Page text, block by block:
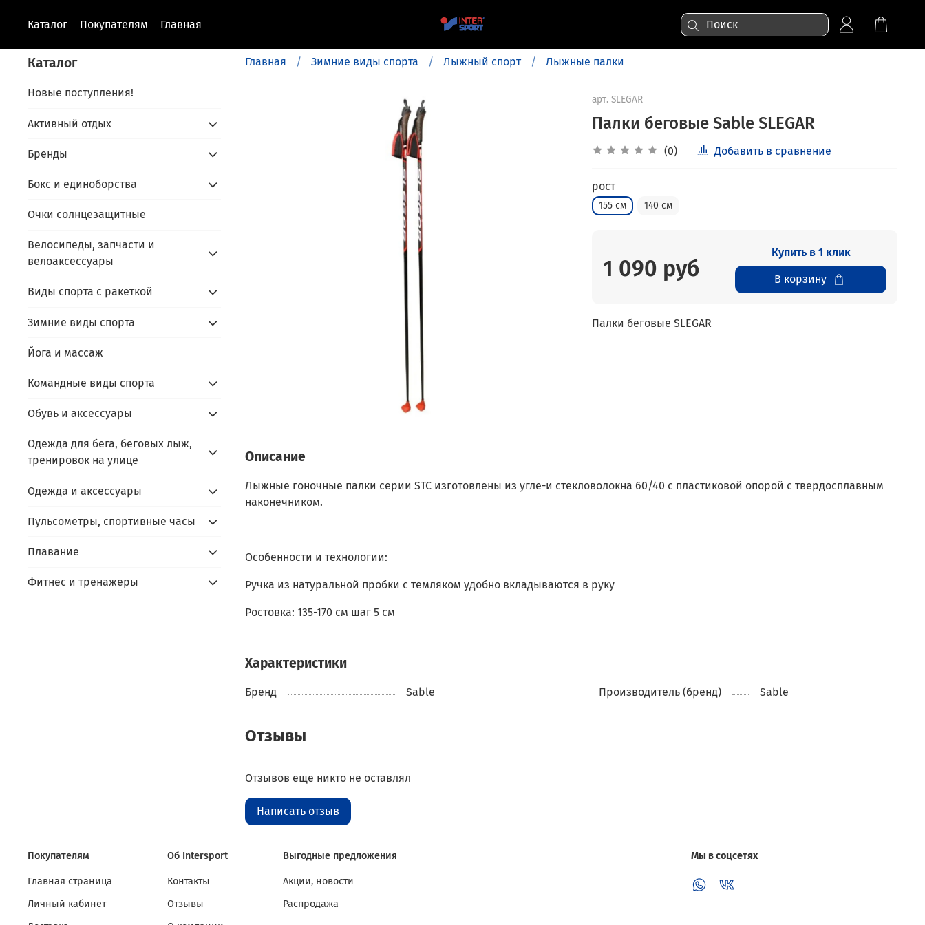
Каталог Покупателям Главная
Главная Зимние виды спорта Лыжный спорт Лыжные палки
арт. SLEGAR
Палки беговые Sable SLEGAR
(0) Добавить в сравнение
рост
155 см 140 см
1 090 руб
Купить в 1 клик
В корзину
Палки беговые SLEGAR
Описание
Лыжные гоночные палки серии STC изготовлены из угле-и стекловолокна 60/40 с пластиковой опорой с твердосплавным
наконечником.
Особенности и технологии:
Ручка из натуральной пробки с темляком удобно вкладываются в руку
Ростовка: 135-170 см шаг 5 см
Характеристики
Бренд Sable Производитель (бренд) Sable
Отзывы
Отзывов еще никто не оставлял
Написать отзыв
Каталог
Новые поступления!
Активный отдых
Бренды
Бокс и единоборства
Очки солнцезащитные
Велосипеды, запчасти и
велоаксессуары
Виды спорта с ракеткой
Зимние виды спорта
Йога и массаж
Командные виды спорта
Обувь и аксессуары
Одежда для бега, беговых лыж,
тренировок на улице
Одежда и аксессуары
Пульсометры, спортивные часы
Плавание
Фитнес и тренажеры
Покупателям
Главная страница
Личный кабинет
Об Intersport
Контакты
Отзывы
Выгодные предложения
Акции, новости
Распродажа
Мы в соцсетях